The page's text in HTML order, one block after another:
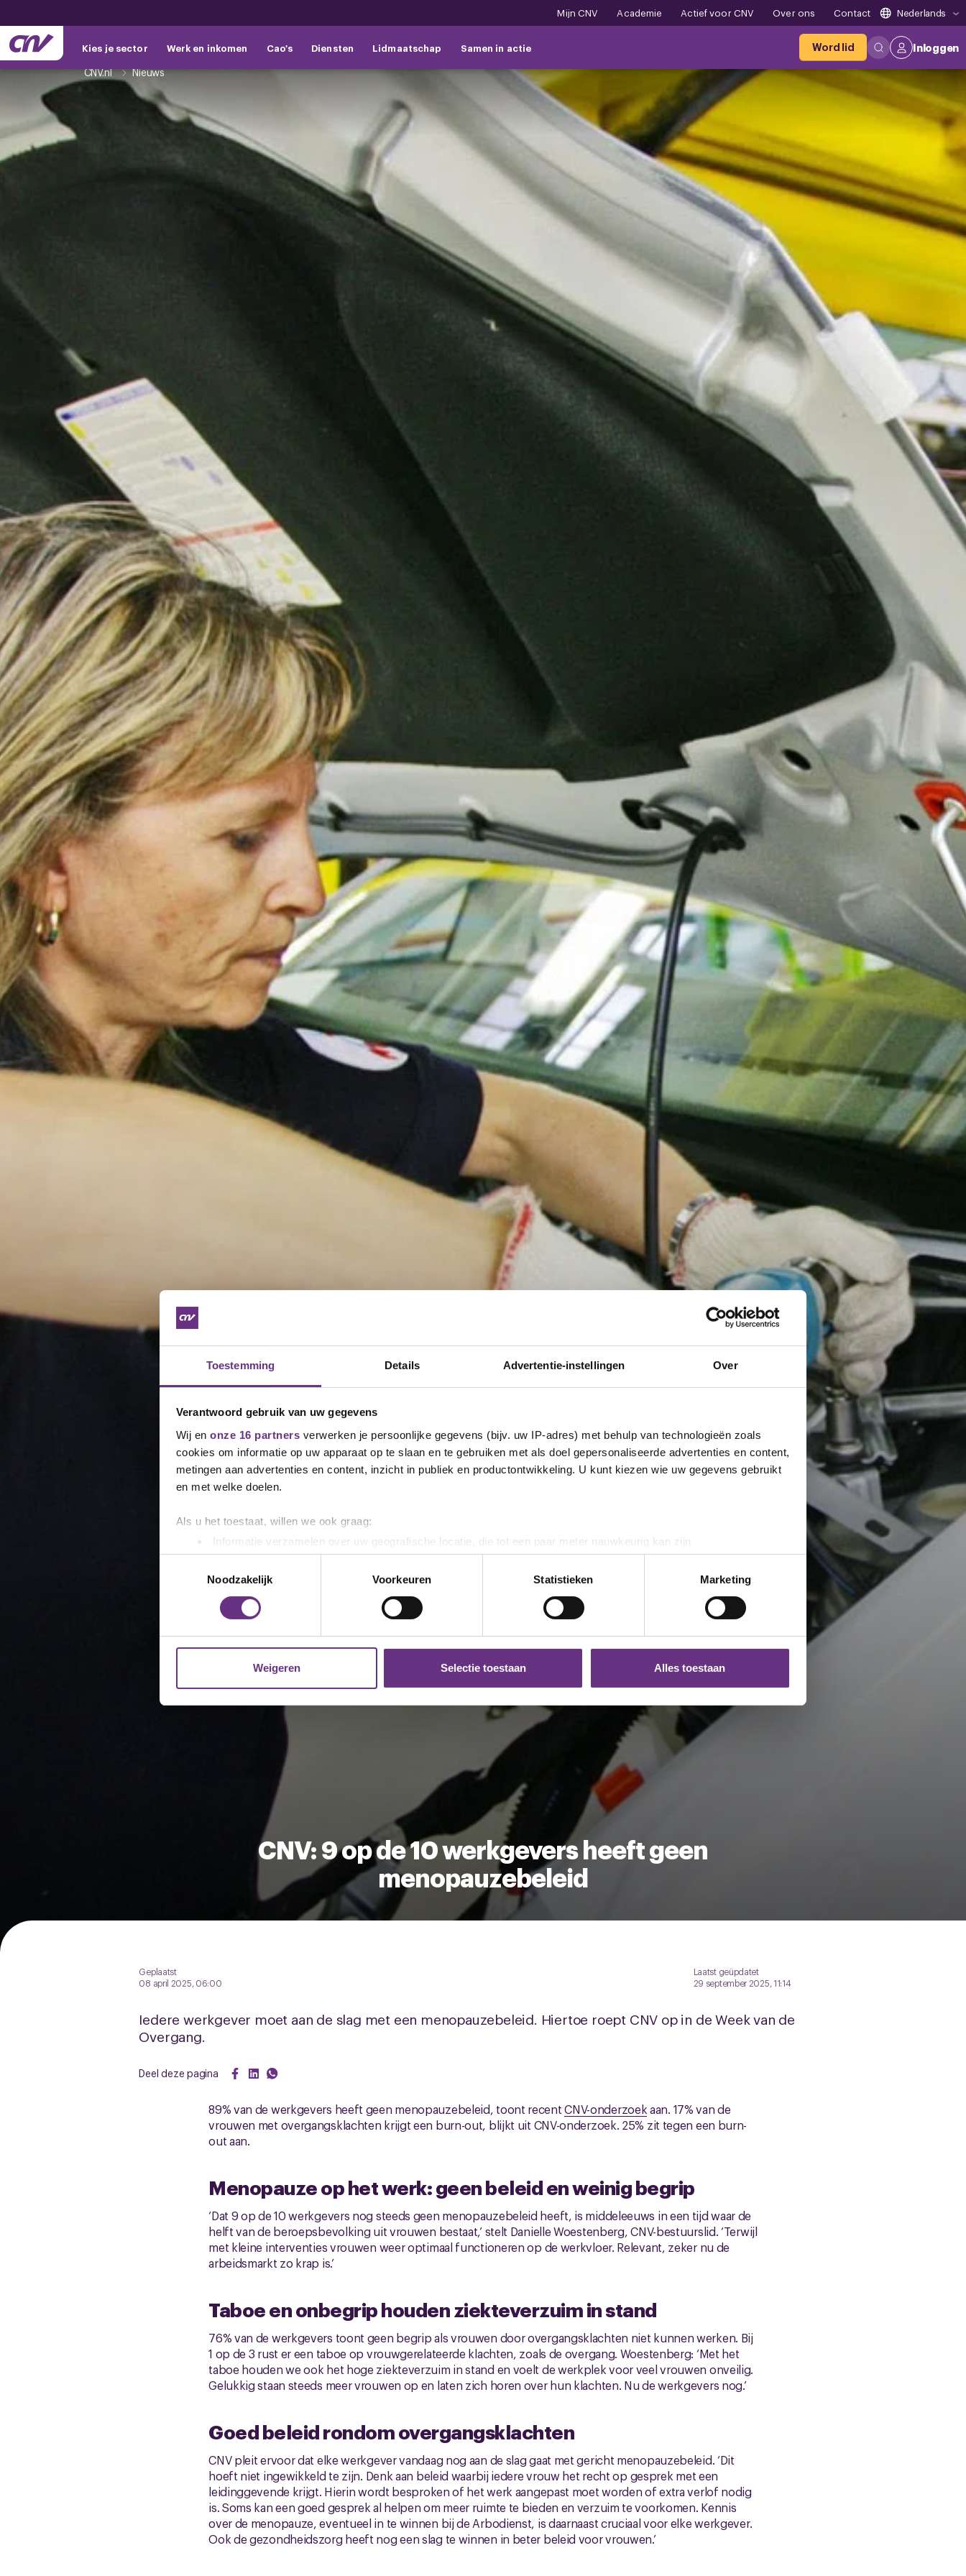
Toestemming Details Advertentie-instellingen Over
Verantwoord gebruik van uw gegevens
Wij en onze 16 partners verwerken je persoonlijke gegevens (bijv. uw IP-adres) met behulp van technologieën zoals
cookies om informatie op uw apparaat op te slaan en te gebruiken met als doel gepersonaliseerde advertenties en content,
metingen aan advertenties en content, inzicht in publiek en productontwikkeling. U kunt kiezen wie uw gegevens gebruikt
en met welke doelen.
Als u het toestaat, willen we ook graag:
Informatie verzamelen over uw geografische locatie, die tot een paar meter nauwkeurig kan zijn
Uw apparaat identificeren door het actief te scannen op specifieke eigenschappen (fingerprinting)
Lees meer over hoe uw persoonlijke gegevens worden verwerkt en stel uw voorkeuren in het
detailgedeeltein. U kunt uw
toestemming op elk moment wijzigen of intrekken in de Cookieverklaring.
websiteverkeer te analyseren. Ook delen we informatie over uw gebruik van onze site met onze partners voor social
media, adverteren en analyse. Deze partners kunnen deze gegevens combineren met andere informatie die u aan ze heeft
U kunt uw toestemming op elk moment wijzigen of intrekken via de cookieverklaring
of door te klikken op het ronde
cookie-instellingenicoontje linksonder op de pagina.
Noodzakelijk
Voorkeuren Statistieken Marketing
Weigeren Selectie toestaan Alles toestaan
Mijn CNV Academie Actief voor CNV Over ons Contact Nederlands
Kies je sector Werk en inkomen Cao's Diensten Lidmaatschap Samen in actie Word lid
Inloggen
CNV.nl
Nieuws
CNV: 9 op de 10 werkgevers heeft geen
menopauzebeleid
Geplaatst
08 april 2025, 06:00
Laatst geüpdatet
29 september 2025, 11:14
Iedere werkgever moet aan de slag met een menopauzebeleid. Hiertoe roept CNV op in de Week van de
Overgang.
Deel deze pagina
89% van de werkgevers heeft geen menopauzebeleid, toont recentCNV-onderzoekaan. 17% van de
vrouwen met overgangsklachten krijgt een burn-out, blijkt uit CNV-onderzoek. 25% zit tegen een burn-
out aan.
Menopauze op het werk: geen beleid en weinig begrip
‘Dat 9 op de 10 werkgevers nog steeds geen menopauzebeleid heeft, is middeleeuws in een tijd waar de
helft van de beroepsbevolking uit vrouwen bestaat,’ stelt Danielle Woestenberg, CNV-bestuurslid. ‘Terwijl
met kleine interventies vrouwen weer optimaal functioneren op de werkvloer. Relevant, zeker nu de
arbeidsmarkt zo krap is.’
Taboe en onbegrip houden ziekteverzuim in stand
76% van de werkgevers toont geen begrip als vrouwen door overgangsklachten niet kunnen werken. Bij
1 op de 3 rust er een taboe op vrouwgerelateerde klachten, zoals de overgang. Woestenberg: ‘Met het
taboe houden we ook het hoge ziekteverzuim in stand en voelt de werkplek voor veel vrouwen onveilig.
Gelukkig staan steeds meer vrouwen op en laten zich horen over hun klachten. Nu de werkgevers nog.’
Goed beleid rondom overgangsklachten
CNV pleit ervoor dat elke werkgever vandaag nog aan de slag gaat met gericht menopauzebeleid. ‘Dit
hoeft niet ingewikkeld te zijn. Denk aan beleid waarbij iedere vrouw het recht op gesprek met een
leidinggevende krijgt. Hierin wordt besproken of het werk aangepast moet worden of extra verlof nodig
is. Soms kan een goed gesprek al helpen om meer ruimte te bieden en verzuim te voorkomen. Kennis
over de menopauze, eventueel in te winnen bij de Arbodienst, is daarnaast cruciaal voor elke werkgever.
Ook de gezondheidszorg heeft nog een slag te winnen in beter beleid voor vrouwen.’